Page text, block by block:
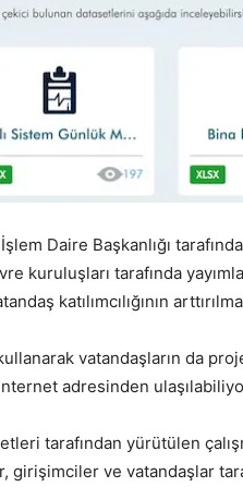
Daire Başkanlığı
kuruluşları tarafında
katılımcılığının
vatandaşların da
adresinden
tarafından yürütülen
girişimciler ve vatandaşlar